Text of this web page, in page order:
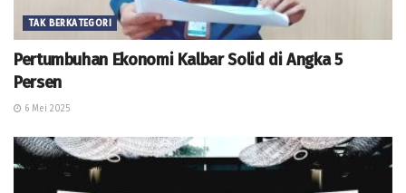
TAK BERKATEGORI
Pertumbuhan Ekonomi Kalbar Solid di Angka 5
Persen
6 Mei 2025